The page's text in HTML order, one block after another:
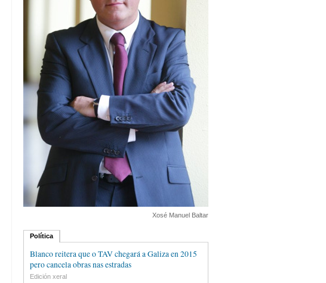
Xosé Manuel Baltar
Política
Blanco reitera que o TAV chegará a Galiza en 2015
pero cancela obras nas estradas
Edición xeral